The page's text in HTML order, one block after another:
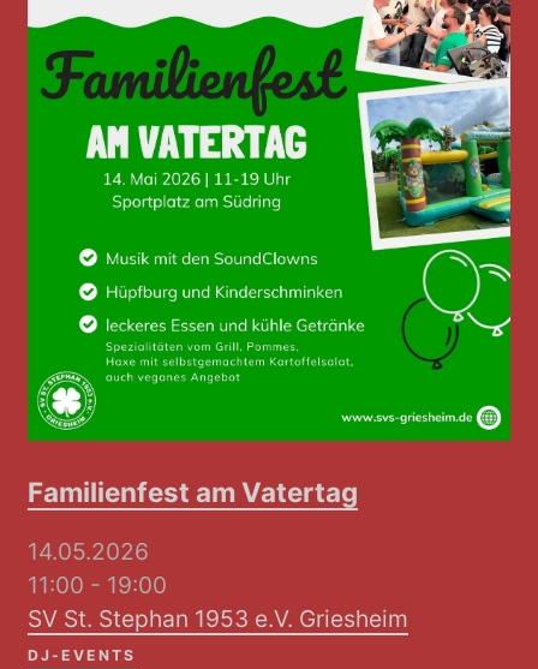
Familienfest am Vatertag
14.05.2026
11:00 - 19:00
SV St. Stephan 1953 e.V. Griesheim
DJ-EVENTS